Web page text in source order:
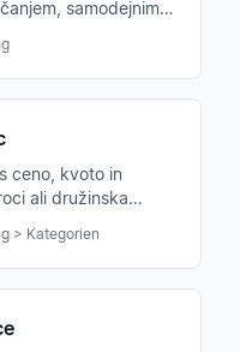
samodejnim
ceno, kvoto in
ali družinska
> Kategorien